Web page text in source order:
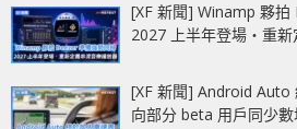
[XF 新聞] Winamp 夥
2027 上半年登場‧重新
[XF 新聞] Android
向部分 beta 用戶同少